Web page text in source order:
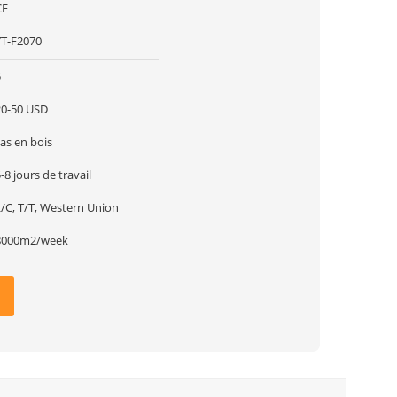
F2070
50 USD
en bois
8 jours de travail
C, T/T, Western Union
week